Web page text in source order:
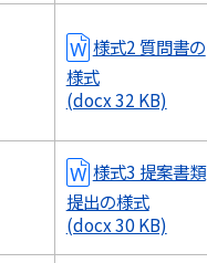
様式2 質問書の
様式
(docx 32 KB)
様式3 提案書類
提出の様式
(docx 30 KB)